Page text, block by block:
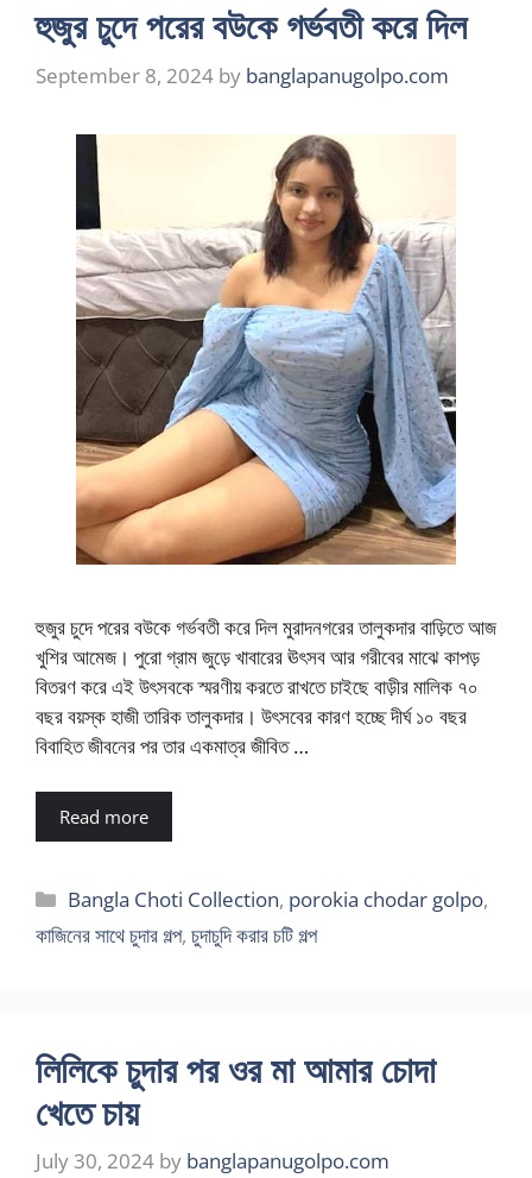
হুজুর চুদে পরের বউকে গর্ভবতী করে দিল
September 8, 2024 by banglapanugolpo.com
হুজুর চুদে পরের বউকে গর্ভবতী করে দিল মুরাদনগরের তালুকদার বাড়িতে আজ
খুশির আমেজ। পুরো গ্রাম জুড়ে খাবারের ঊৎসব আর গরীবের মাঝে কাপড়
বিতরণ করে এই উৎসবকে স্মরণীয় করতে রাখতে চাইছে বাড়ীর মালিক ৭০
বছর বয়স্ক হাজী তারিক তালুকদার। উৎসবের কারণ হচ্ছে দীর্ঘ ১০ বছর
বিবাহিত জীবনের পর তার একমাত্র জীবিত …
Read more
Categories
Bangla Choti Collection, porokia chodar golpo,
কাজিনের সাথে চুদার গল্প, চুদাচুদি করার চটি গল্প
লিলিকে চুদার পর ওর মা আমার চোদা
খেতে চায়
July 30, 2024 by banglapanugolpo.com